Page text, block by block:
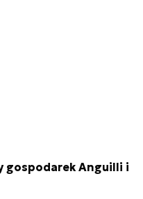
gospodarek Anguilli i